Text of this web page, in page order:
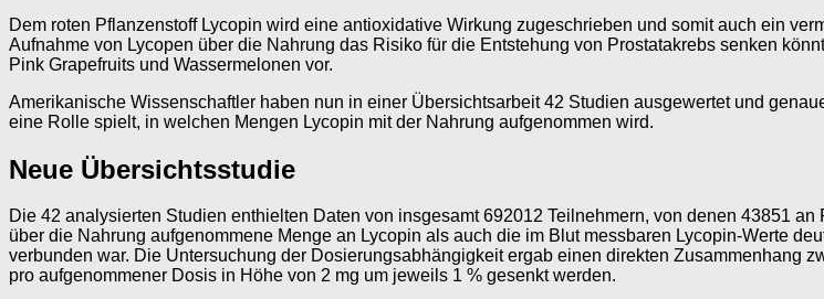
Dem roten Pflanzenstoff Lycopin wird eine antioxidative Wirkung zugeschrieben und somit auch ein
Aufnahme von Lycopen über die Nahrung das Risiko für die Entstehung von Prostatakrebs senken
Pink Grapefruits und Wassermelonen vor.
Amerikanische Wissenschaftler haben nun in einer Übersichtsarbeit 42 Studien ausgewertet und
eine Rolle spielt, in welchen Mengen Lycopin mit der Nahrung aufgenommen wird.
Neue Übersichtsstudie
Die 42 analysierten Studien enthielten Daten von insgesamt 692012 Teilnehmern, von denen 43851
über die Nahrung aufgenommene Menge an Lycopin als auch die im Blut messbaren Lycopin-Werte
verbunden war. Die Untersuchung der Dosierungsabhängigkeit ergab einen direkten Zusammenhang
pro aufgenommener Dosis in Höhe von 2 mg um jeweils 1 % gesenkt werden.